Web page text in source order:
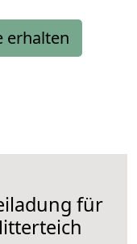
erhalten
für